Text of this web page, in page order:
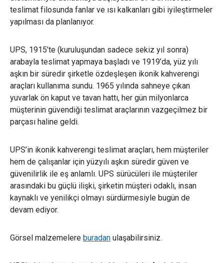
teslimat filosunda fanlar ve ısı kalkanları gibi iyileştirmeler
yapılması da planlanıyor.
UPS, 1915’te (kuruluşundan sadece sekiz yıl sonra)
arabayla teslimat yapmaya başladı ve 1919’da, yüz yılı
aşkın bir süredir şirketle özdeşleşen ikonik kahverengi
araçları kullanıma sundu. 1965 yılında sahneye çıkan
yuvarlak ön kaput ve tavan hattı, her gün milyonlarca
müşterinin güvendiği teslimat araçlarının vazgeçilmez bir
parçası haline geldi.
UPS’in ikonik kahverengi teslimat araçları, hem müşteriler
hem de çalışanlar için yüzyılı aşkın süredir güven ve
güvenilirlik ile eş anlamlı. UPS sürücüleri ile müşteriler
arasındaki bu güçlü ilişki, şirketin müşteri odaklı, insan
kaynaklı ve yenilikçi olmayı sürdürmesiyle bugün de
devam ediyor.
Görsel malzemelere buradan ulaşabilirsiniz.